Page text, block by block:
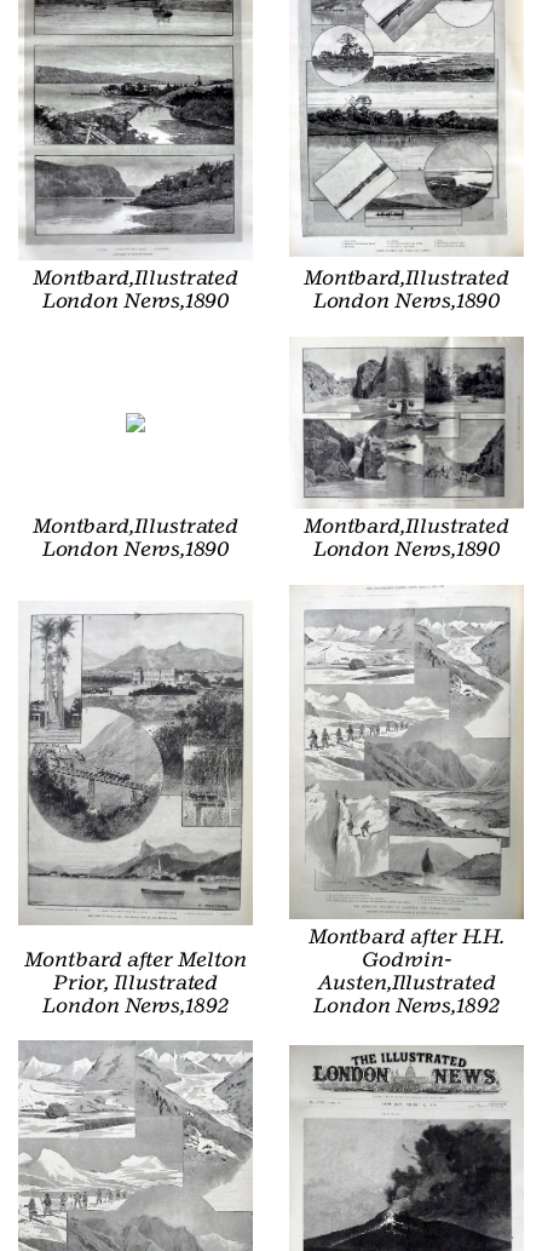
Montbard,Illustrated
London News,1890
Montbard,Illustrated
London News,1890
Montbard,Illustrated
London News,1890
Montbard,Illustrated
London News,1890
Montbard after Melton
Prior, Illustrated
London News,1892
Montbard after H.H.
Godwin-
Austen,Illustrated
London News,1892